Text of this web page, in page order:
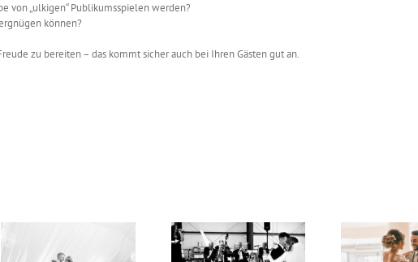
von „ulkigen“ Publikumsspielen werden?
können?
zu bereiten – das kommt sicher auch bei Ihren Gästen gut an.